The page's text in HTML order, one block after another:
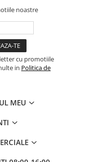
noastre
cu promotiile
in Politica de
MEU